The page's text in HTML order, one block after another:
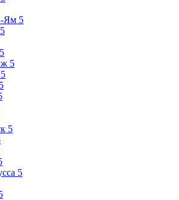
Ям 5
5
5
5
5
5
5
5